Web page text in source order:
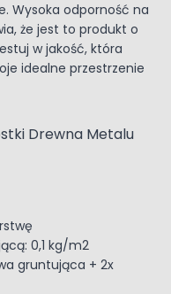
Wysoka odporność na
że jest to produkt o
w jakość, która
idealne przestrzenie
Drewna Metalu
0,1 kg/m2
gruntująca + 2x